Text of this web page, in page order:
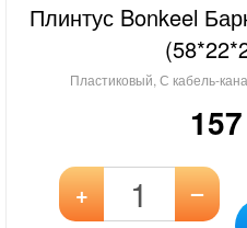
Плинтус Bonkeel
Пластиковый, С кабель-
157
+ –